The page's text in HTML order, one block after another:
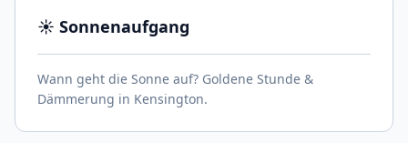
☀️ Sonnenaufgang
Wann geht die Sonne auf? Goldene Stunde &
Dämmerung in Kensington.